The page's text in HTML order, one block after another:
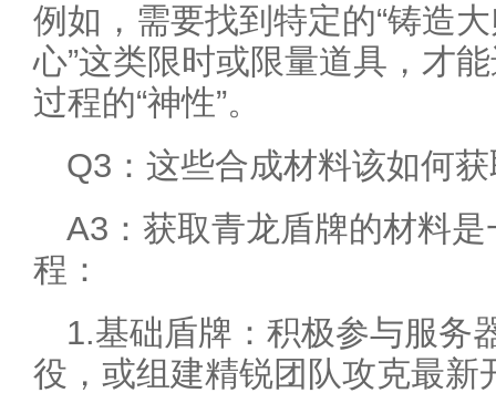
例如，需要找到特定的“铸造
心”这类限时或限量道具，才
过程的“神性”。
Q3：这些合成材料该如何
A3：获取青龙盾牌的材料
程：
1.基础盾牌：积极参与服务
役，或组建精锐团队攻克最新